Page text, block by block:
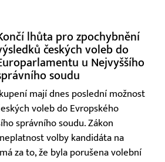
lhůta pro zpochybnění
českých voleb do
u Nejvyššího
soudu
mají dnes poslední možnost
voleb do Evropského
správního soudu. Zákon
volby kandidáta na
za to, že byla porušena volební